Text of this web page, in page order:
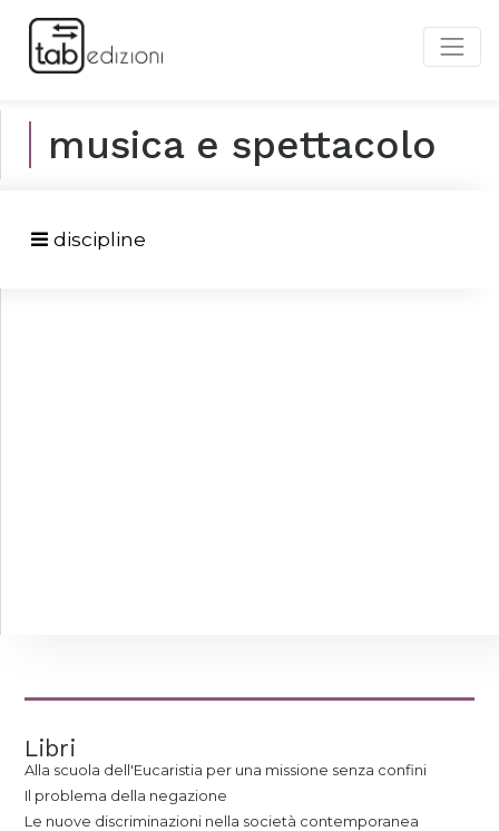
musica e spettacolo
discipline
Libri
Alla scuola dell'Eucaristia per una missione senza confini
Il problema della negazione
Le nuove discriminazioni nella società contemporanea